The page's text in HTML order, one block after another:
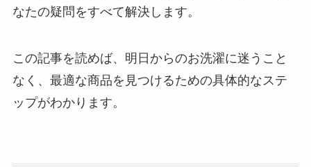
なたの疑問をすべて解決します。
この記事を読めば、明日からのお洗濯に迷うこと
なく、最適な商品を見つけるための具体的なステ
ップがわかります。